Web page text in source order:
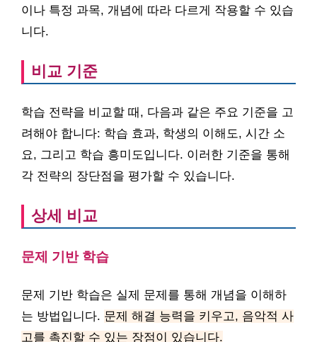
이나 특정 과목, 개념에 따라 다르게 작용할 수 있습
니다.
비교 기준
학습 전략을 비교할 때, 다음과 같은 주요 기준을 고
려해야 합니다: 학습 효과, 학생의 이해도, 시간 소
요, 그리고 학습 흥미도입니다. 이러한 기준을 통해
각 전략의 장단점을 평가할 수 있습니다.
상세 비교
문제 기반 학습
문제 기반 학습은 실제 문제를 통해 개념을 이해하
는 방법입니다. 문제 해결 능력을 키우고, 음악적 사
고를 촉진할 수 있는 장점이 있습니다.